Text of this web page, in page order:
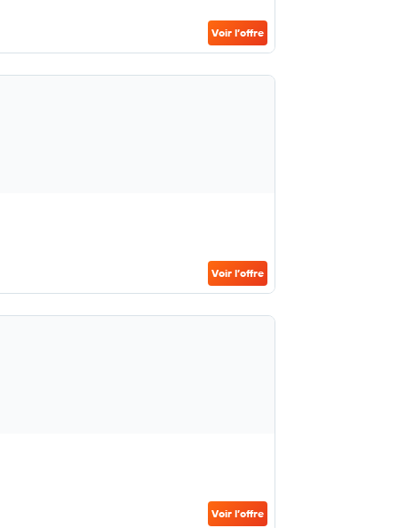
Voir l’offre
Voir l’offre
Voir l’offre